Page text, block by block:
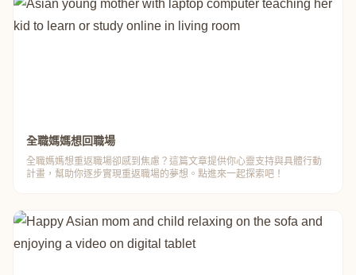
全職媽媽想回職場
全職媽媽想重返職場卻感到焦慮？這篇文章提供你心靈支持與具體行動
計畫，幫助你逐步實現重返職場的夢想。點進來一起探索吧！